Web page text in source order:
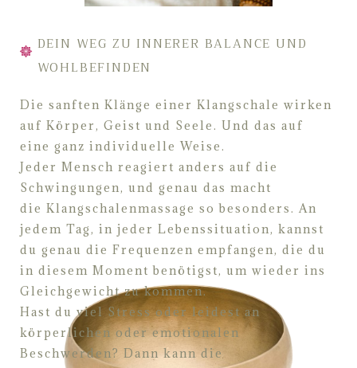
DEIN WEG ZU INNERER BALANCE UND
WOHLBEFINDEN
Die sanften Klänge einer Klangschale wirken
auf Körper, Geist und Seele. Und das auf
eine ganz individuelle Weise.
Jeder Mensch reagiert anders auf die
Schwingungen, und genau das macht
die Klangschalenmassage so besonders. An
jedem Tag, in jeder Lebenssituation, kannst
du genau die Frequenzen empfangen, die du
in diesem Moment benötigst, um wieder ins
Gleichgewicht zukommen.
Hast du viel Stress oder leidest an
körperlichen oder emotionalen
Beschwerden? Dann kann die